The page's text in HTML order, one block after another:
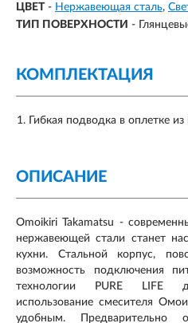
ЦВЕТ - Нержавеющая сталь
ТИП ПОВЕРХНОСТИ -
КОМПЛЕКТАЦИЯ
Гибкая подводка в оплетке
ОПИСАНИЕ
Omoikiri Takamatsu -
нержавеющей стали станет
кухни. Стальной корпус,
возможность подключения
технологии PURE LIFE
использование смесителя
удобным. Предварительно